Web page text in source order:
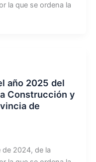
la que se ordena la
año 2025 del
Construcción y
de
de 2024, de la